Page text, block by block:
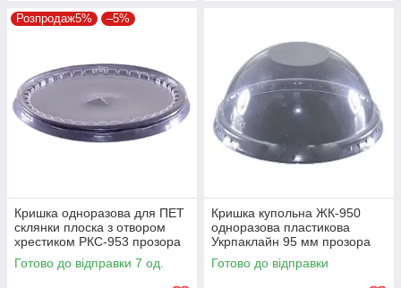
Розпродаж5% –5%
Кришка одноразова для ПЕТ
склянки плоска з отвором
хрестиком РКС-953 прозора
пластикова 95 мм 100 шт.
Готово до відправки 7 од.
Кришка купольна ЖК-950
одноразова пластикова
Укрпаклайн 95 мм прозора
100 шт без отвору
Готово до відправки